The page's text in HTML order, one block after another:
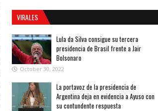
VIRALES
Lula da Silva consigue su tercera
presidencia de Brasil frente a Jair
Bolsonaro
October 30, 2022
La portavoz de la presidencia de
Argentina deja en evidencia a Ayuso con
su contundente respuesta